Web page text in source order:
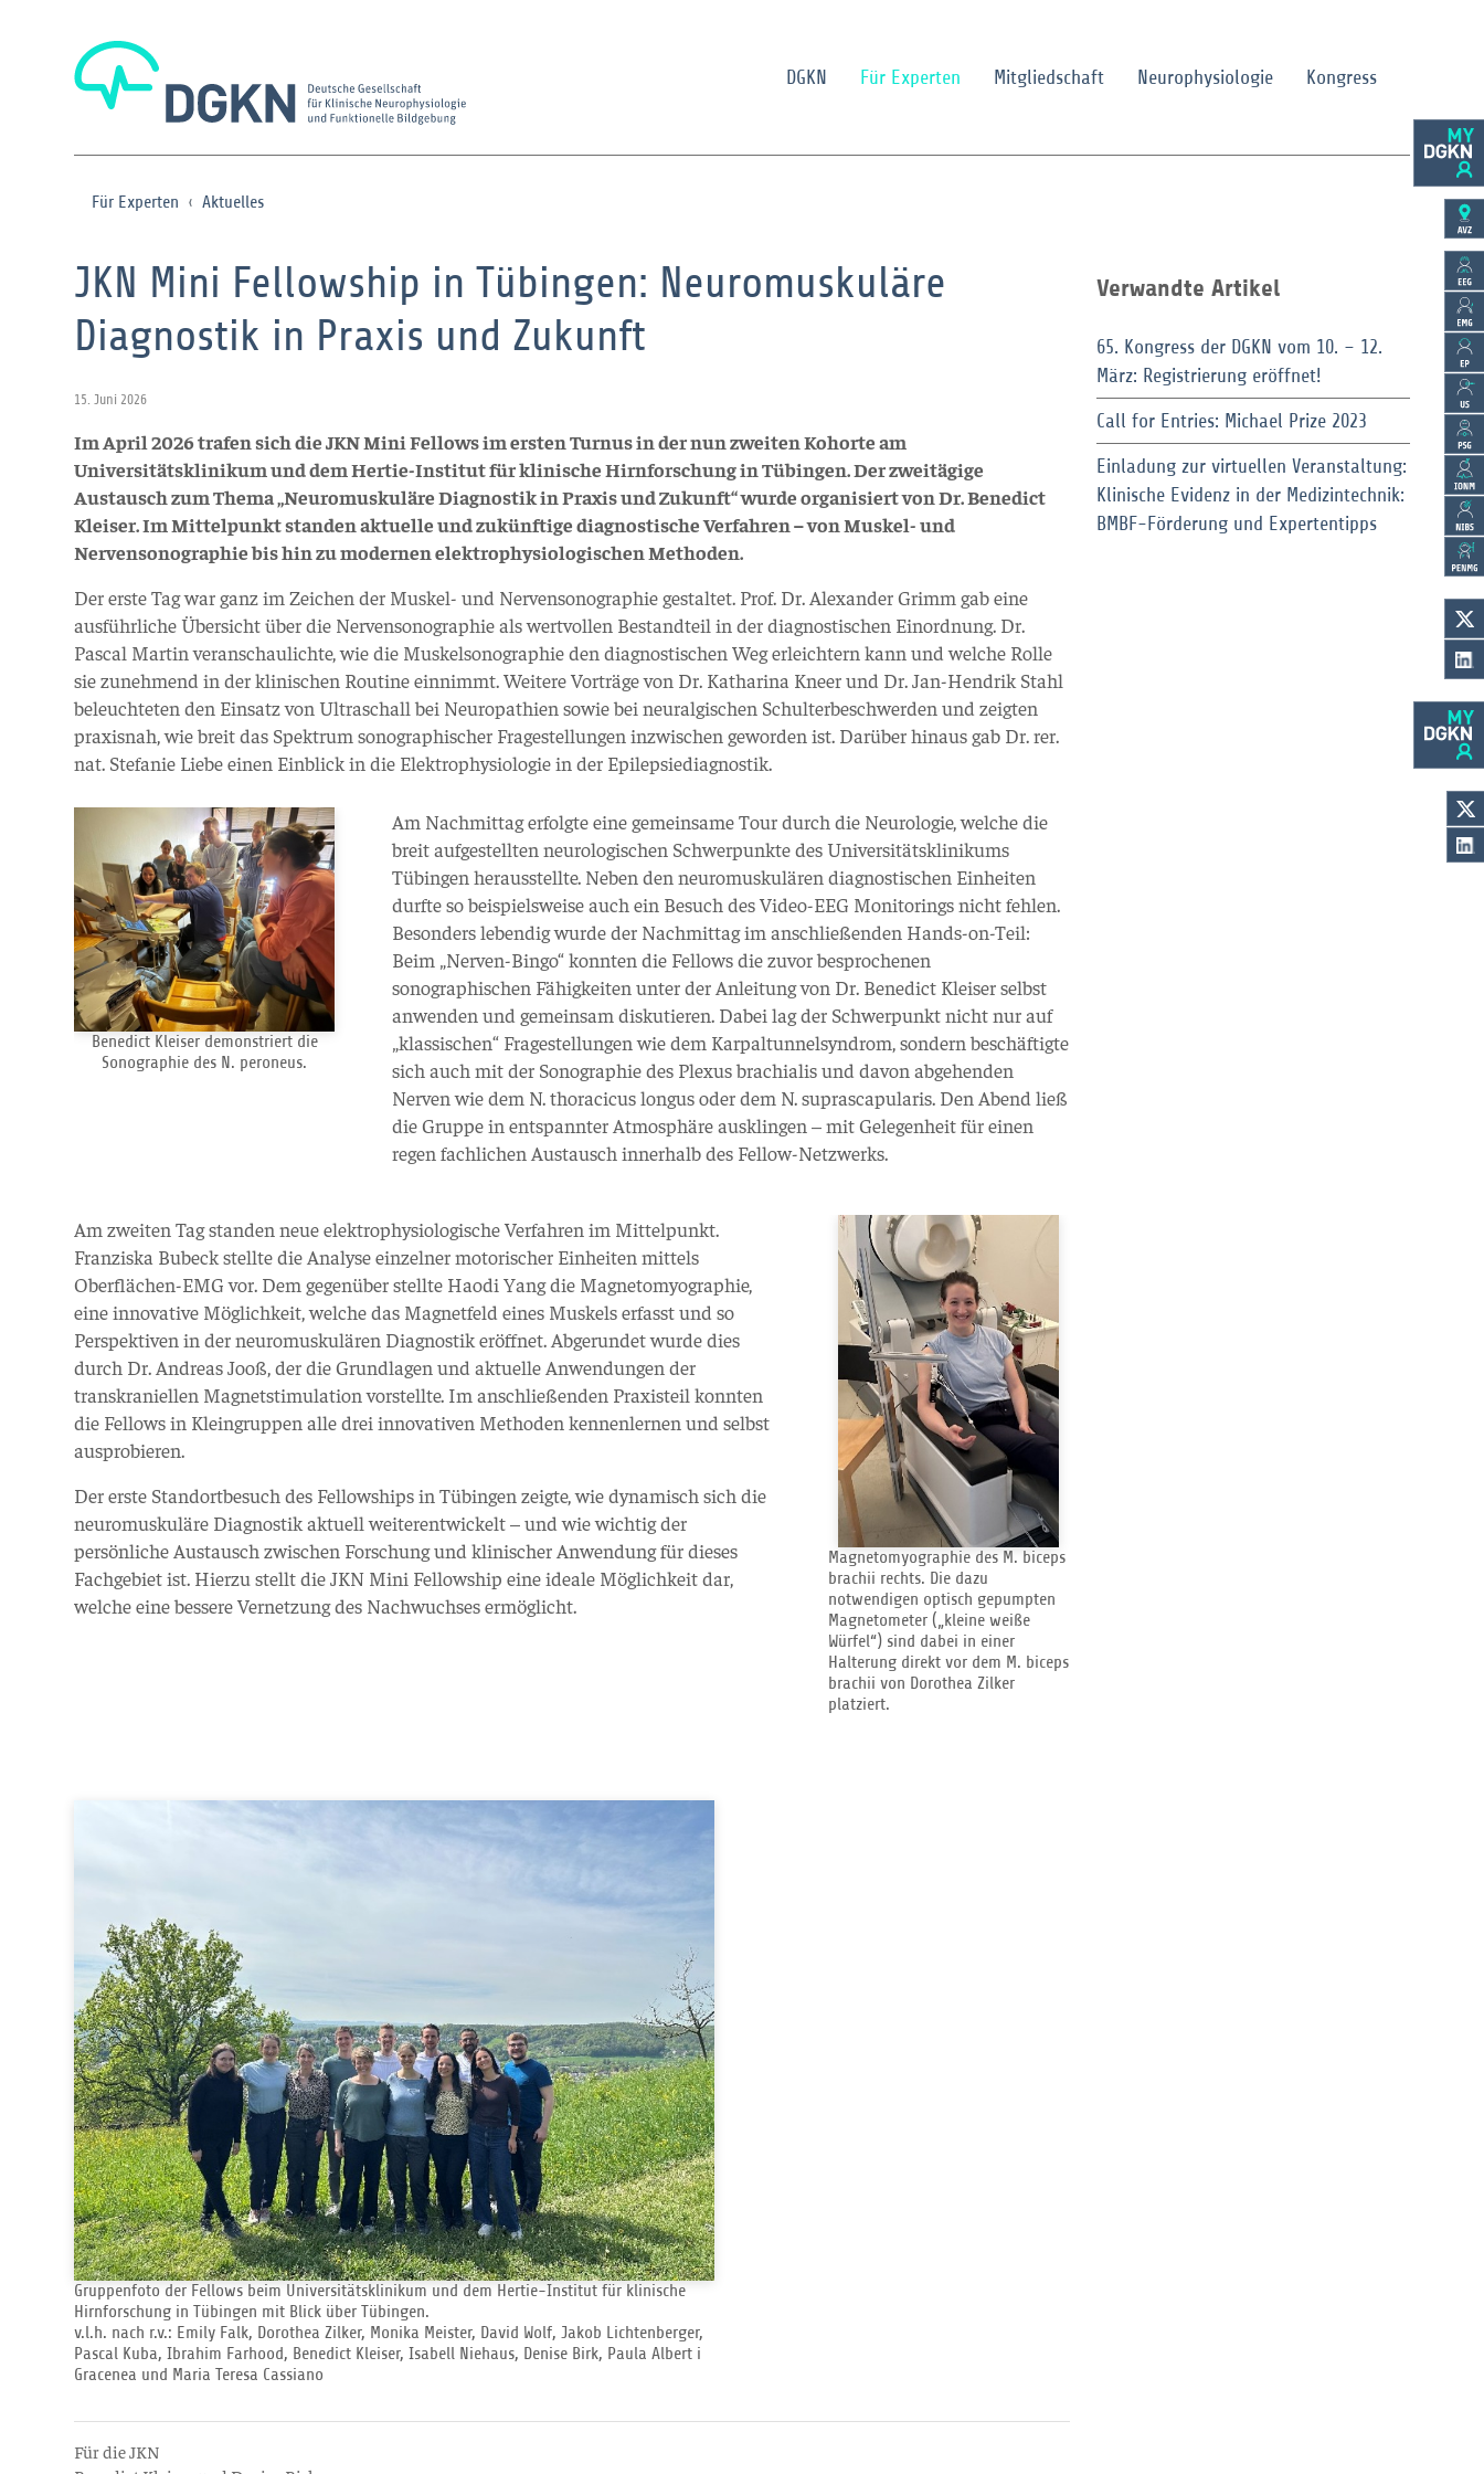
DGKN Für Experten Mitgliedschaft Neurophysiologie Kongress
Für Experten Aktuelles
JKN Mini Fellowship in Tübingen: Neuromuskuläre
Diagnostik in Praxis und Zukunft
15. Juni 2026
Im April 2026 trafen sich die JKN Mini Fellows im ersten Turnus in der nun zweiten Kohorte am
Universitätsklinikum und dem Hertie-Institut für klinische Hirnforschung in Tübingen. Der zweitägige
Austausch zum Thema „Neuromuskuläre Diagnostik in Praxis und Zukunft“ wurde organisiert von Dr. Benedict
Kleiser. Im Mittelpunkt standen aktuelle und zukünftige diagnostische Verfahren – von Muskel- und
Nervensonographie bis hin zu modernen elektrophysiologischen Methoden.
Der erste Tag war ganz im Zeichen der Muskel- und Nervensonographie gestaltet. Prof. Dr. Alexander Grimm gab eine
ausführliche Übersicht über die Nervensonographie als wertvollen Bestandteil in der diagnostischen Einordnung. Dr.
Pascal Martin veranschaulichte, wie die Muskelsonographie den diagnostischen Weg erleichtern kann und welche Rolle
sie zunehmend in der klinischen Routine einnimmt. Weitere Vorträge von Dr. Katharina Kneer und Dr. Jan-Hendrik Stahl
beleuchteten den Einsatz von Ultraschall bei Neuropathien sowie bei neuralgischen Schulterbeschwerden und zeigten
praxisnah, wie breit das Spektrum sonographischer Fragestellungen inzwischen geworden ist. Darüber hinaus gab Dr. rer.
nat. Stefanie Liebe einen Einblick in die Elektrophysiologie in der Epilepsiediagnostik.
Benedict Kleiser demonstriert die
Sonographie des N. peroneus.
Am Nachmittag erfolgte eine gemeinsame Tour durch die Neurologie, welche die
breit aufgestellten neurologischen Schwerpunkte des Universitätsklinikums
Tübingen herausstellte. Neben den neuromuskulären diagnostischen Einheiten
durfte so beispielsweise auch ein Besuch des Video-EEG Monitorings nicht fehlen.
Besonders lebendig wurde der Nachmittag im anschließenden Hands-on-Teil:
Beim „Nerven-Bingo“ konnten die Fellows die zuvor besprochenen
sonographischen Fähigkeiten unter der Anleitung von Dr. Benedict Kleiser selbst
anwenden und gemeinsam diskutieren. Dabei lag der Schwerpunkt nicht nur auf
„klassischen“ Fragestellungen wie dem Karpaltunnelsyndrom, sondern beschäftigte
sich auch mit der Sonographie des Plexus brachialis und davon abgehenden
Nerven wie dem N. thoracicus longus oder dem N. suprascapularis. Den Abend ließ
die Gruppe in entspannter Atmosphäre ausklingen – mit Gelegenheit für einen
regen fachlichen Austausch innerhalb des Fellow-Netzwerks.
Magnetomyographie des M. biceps
brachii rechts. Die dazu
notwendigen optisch gepumpten
Magnetometer („kleine weiße
Würfel“) sind dabei in einer
Halterung direkt vor dem M. biceps
brachii von Dorothea Zilker
platziert.
Am zweiten Tag standen neue elektrophysiologische Verfahren im Mittelpunkt.
Franziska Bubeck stellte die Analyse einzelner motorischer Einheiten mittels
Oberflächen-EMG vor. Dem gegenüber stellte Haodi Yang die Magnetomyographie,
eine innovative Möglichkeit, welche das Magnetfeld eines Muskels erfasst und so
Perspektiven in der neuromuskulären Diagnostik eröffnet. Abgerundet wurde dies
durch Dr. Andreas Jooß, der die Grundlagen und aktuelle Anwendungen der
transkraniellen Magnetstimulation vorstellte. Im anschließenden Praxisteil konnten
die Fellows in Kleingruppen alle drei innovativen Methoden kennenlernen und selbst
ausprobieren.
Der erste Standortbesuch des Fellowships in Tübingen zeigte, wie dynamisch sich die
neuromuskuläre Diagnostik aktuell weiterentwickelt – und wie wichtig der
persönliche Austausch zwischen Forschung und klinischer Anwendung für dieses
Fachgebiet ist. Hierzu stellt die JKN Mini Fellowship eine ideale Möglichkeit dar,
welche eine bessere Vernetzung des Nachwuchses ermöglicht.
Gruppenfoto der Fellows beim Universitätsklinikum und dem Hertie-Institut für klinische
Hirnforschung in Tübingen mit Blick über Tübingen.
v.l.h. nach r.v.: Emily Falk, Dorothea Zilker, Monika Meister, David Wolf, Jakob Lichtenberger,
Pascal Kuba, Ibrahim Farhood, Benedict Kleiser, Isabell Niehaus, Denise Birk, Paula Albert i
Gracenea und Maria Teresa Cassiano
Für die JKN
Verwandte Artikel
65. Kongress der DGKN vom 10. – 12.
März: Registrierung eröffnet!
Call for Entries: Michael Prize 2023
Einladung zur virtuellen Veranstaltung:
Klinische Evidenz in der Medizintechnik:
BMBF-Förderung und Expertentipps